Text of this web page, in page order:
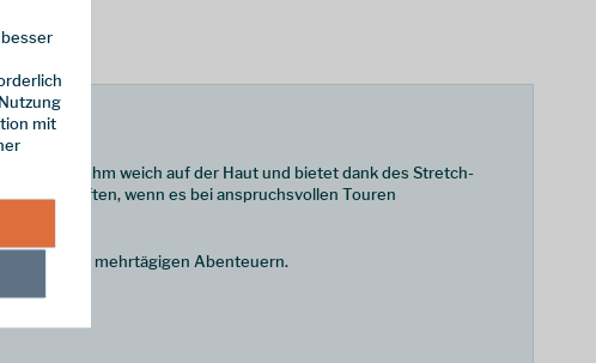
angenehm weich auf der Haut und bietet dank des Stretch-
wenn es bei anspruchsvollen Touren
selbst auf mehrtägigen Abenteuern.
mit